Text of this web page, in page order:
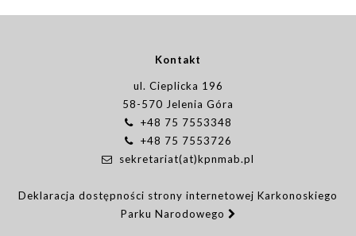
Kontakt
ul. Cieplicka 196
58-570 Jelenia Góra
+48 75 7553348
+48 75 7553726
sekretariat(at)kpnmab.pl
Deklaracja dostępności strony internetowej Karkonoskiego
Parku Narodowego